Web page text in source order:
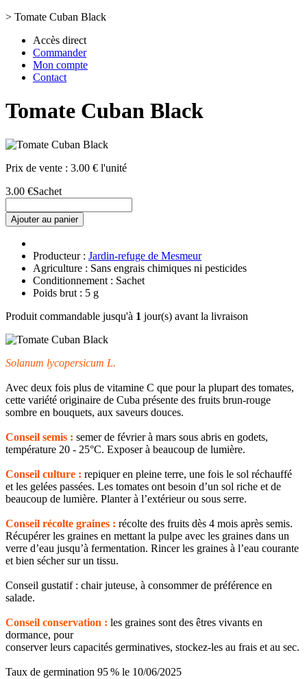
> Tomate Cuban Black
Accès direct
Commander
Mon compte
Contact
Tomate Cuban Black
Prix de vente : 3.00 € l'unité
3.00 €Sachet
Ajouter au panier
Producteur : Jardin-refuge de Mesmeur
Agriculture : Sans engrais chimiques ni pesticides
Conditionnement : Sachet
Poids brut : 5 g
Produit commandable jusqu'à 1 jour(s) avant la livraison
Solanum lycopersicum L.
Avec deux fois plus de vitamine C que pour la plupart des tomates,
cette variété originaire de Cuba présente des fruits brun-rouge
sombre en bouquets, aux saveurs douces.
Conseil semis : semer de février à mars sous abris en godets,
température 20 - 25°C. Exposer à beaucoup de lumière.
Conseil culture : repiquer en pleine terre, une fois le sol réchauffé
et les gelées passées. Les tomates ont besoin d’un sol riche et de
beaucoup de lumière. Planter à l’extérieur ou sous serre.
Conseil récolte graines : récolte des fruits dès 4 mois après semis.
Récupérer les graines en mettant la pulpe avec les graines dans un
verre d’eau jusqu’à fermentation. Rincer les graines à l’eau courante
et bien sécher sur un tissu.
Conseil gustatif : chair juteuse, à consommer de préférence en
salade.
Conseil conservation : les graines sont des êtres vivants en
dormance, pour
conserver leurs capacités germinatives, stockez-les au frais et au sec.
Taux de germination 95 % le 10/06/2025